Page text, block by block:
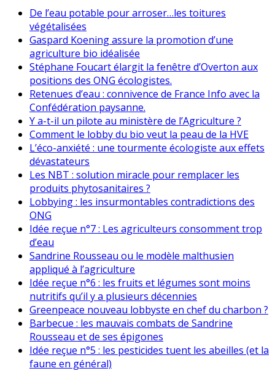
De l’eau potable pour arroser…les toitures
végétalisées
Gaspard Koening assure la promotion d’une
agriculture bio idéalisée
Stéphane Foucart élargit la fenêtre d’Overton aux
positions des ONG écologistes.
Retenues d’eau : connivence de France Info avec la
Confédération paysanne.
Y a-t-il un pilote au ministère de l’Agriculture ?
Comment le lobby du bio veut la peau de la HVE
L’éco-anxiété : une tourmente écologiste aux effets
dévastateurs
Les NBT : solution miracle pour remplacer les
produits phytosanitaires ?
Lobbying : les insurmontables contradictions des
ONG
Idée reçue n°7 : Les agriculteurs consomment trop
d’eau
Sandrine Rousseau ou le modèle malthusien
appliqué à l’agriculture
Idée reçue n°6 : les fruits et légumes sont moins
nutritifs qu’il y a plusieurs décennies
Greenpeace nouveau lobbyste en chef du charbon ?
Barbecue : les mauvais combats de Sandrine
Rousseau et de ses épigones
Idée reçue n°5 : les pesticides tuent les abeilles (et la
faune en général)